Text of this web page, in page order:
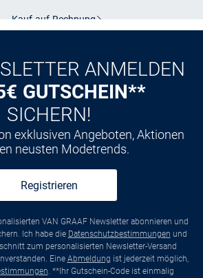
Kauf auf Rechnung
ANMELDEN
GUTSCHEIN**
SICHERN!
exklusiven Angeboten, Aktionen
neusten Modetrends.
Registrieren
VAN GRAAF Newsletter abonnieren und
Ich habe die Datenschutzbestimmungen und
zum personalisierten Newsletter-Versand
Eine Abmeldung ist jederzeit möglich,
. **Ihr Gutschein-Code ist einmalig